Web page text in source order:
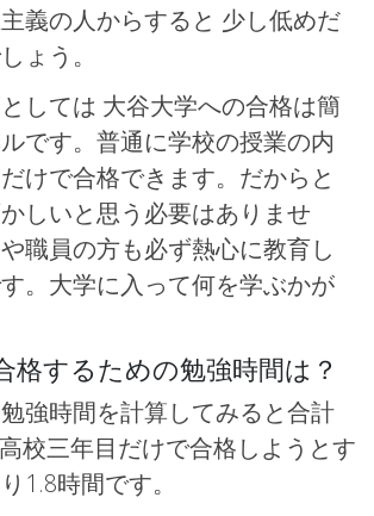
義の人からすると 少し低めだ
ょう。
しては 大谷大学への合格は簡
です。普通に学校の授業の内
けで合格できます。だからと
しいと思う必要はありませ
職員の方も必ず熱心に教育し
。大学に入って何を学ぶかが
格するための勉強時間は？
強時間を計算してみると合計
校三年目だけで合格しようとす
1.8時間です。